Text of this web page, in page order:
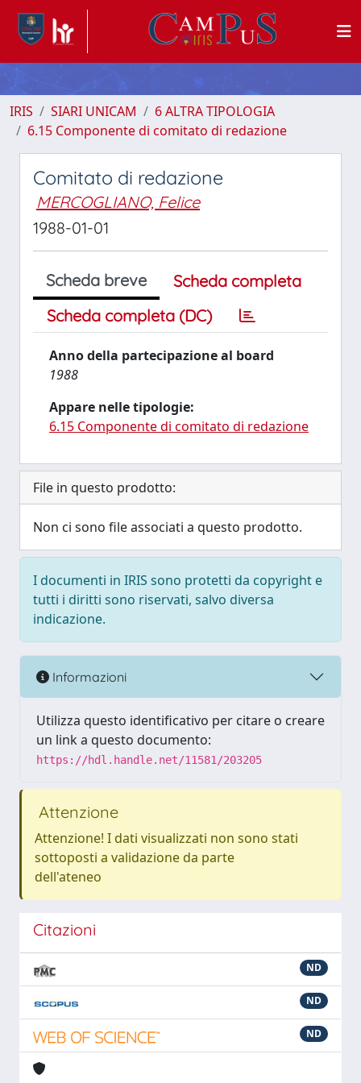
IRIS SIARI UNICAM
6 ALTRA TIPOLOGIA
6.15 Componente di comitato di redazione
Comitato di redazione
MERCOGLIANO, Felice
1988-01-01
Scheda breve
Scheda completa
Scheda completa (DC)
Anno della partecipazione al board
1988
Appare nelle tipologie:
6.15 Componente di comitato di redazione
File in questo prodotto:
Non ci sono file associati a questo prodotto.
I documenti in IRIS sono protetti da copyright e
tutti i diritti sono riservati, salvo diversa
indicazione.
Informazioni
Utilizza questo identificativo per citare o creare
un link a questo documento:
https://hdl.handle.net/11581/203205
Attenzione
Attenzione! I dati visualizzati non sono stati
sottoposti a validazione da parte
dell'ateneo
Citazioni
ND
ND
ND